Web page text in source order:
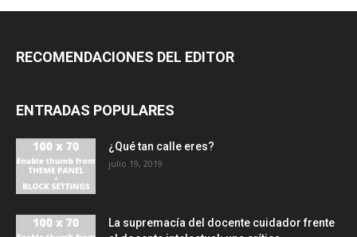
RECOMENDACIONES DEL EDITOR
ENTRADAS POPULARES
¿Qué tan calle eres?
julio 19, 2019
La supremacía del docente cuidador frente